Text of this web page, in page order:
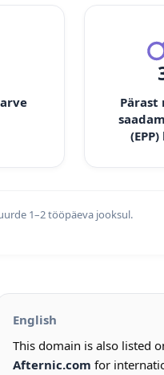
Pärast
1–2 tööpäeva jooksul.
English
This domain is also listed
Afternic.com for